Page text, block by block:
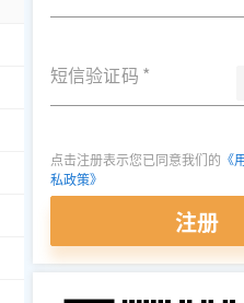
1850***2849， 1825***2452
短信验证码 *
点击注册表示您已同意我们的 《
私政策》
注册